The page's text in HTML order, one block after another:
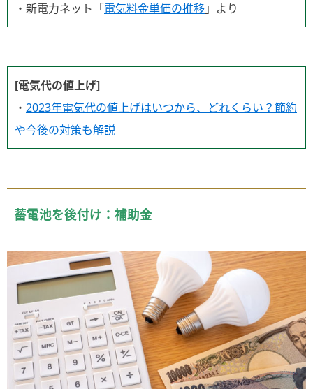
・新電力ネット「電気料金単価の推移」より
[電気代の値上げ]
・ 2023年電気代の値上げはいつから、どれくらい？節約
や今後の対策も解説
蓄電池を後付け：補助金